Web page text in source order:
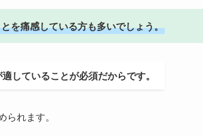
を痛感している方も多いでしょう。
していることが必須だからです。
れます。